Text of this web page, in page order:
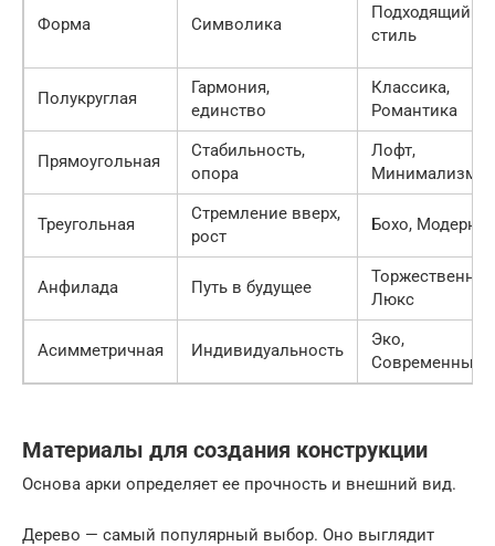
Форма Символика
Подходящий
стиль
Полукруглая
Гармония,
единство
Классика,
Романтика
Прямоугольная
Стабильность,
опора
Лофт,
Минимализм
Треугольная
Стремление вверх,
рост
Бохо, Модерн
Анфилада Путь в будущее
Люкс
Асимметричная Индивидуальность
Эко,
Современный
Материалы для создания конструкции
Основа арки определяет ее прочность и внешний вид.
Дерево — самый популярный выбор. Оно выглядит